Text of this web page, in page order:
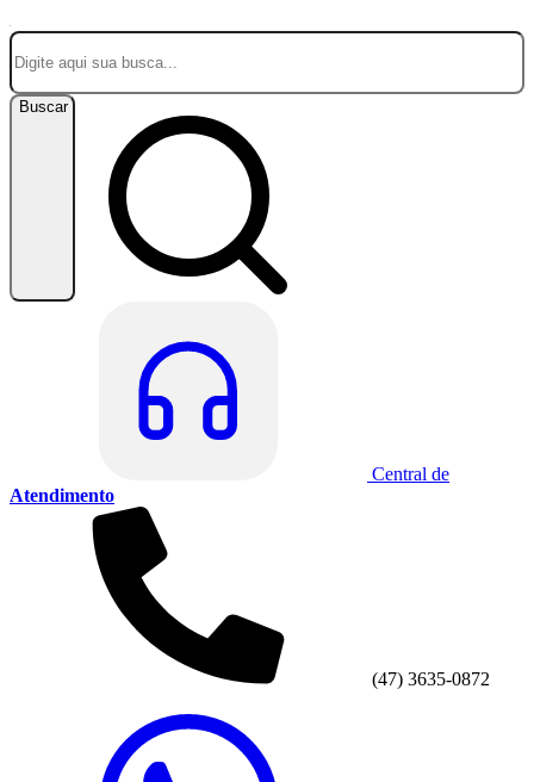
Buscar
Central de
Atendimento
(47) 3635-0872